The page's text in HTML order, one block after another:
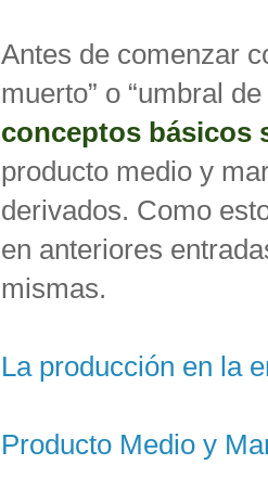
Antes de comenzar
muerto” o “umbral
conceptos básicos
producto medio y
derivados. Como
en anteriores
mismas.
La producción en la
Producto Medio y